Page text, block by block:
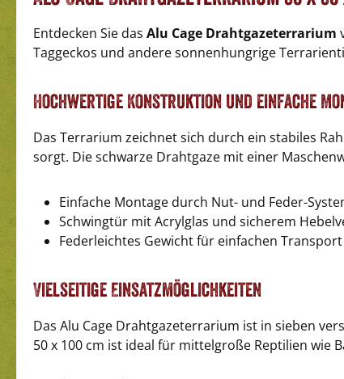
Entdecken Sie das Alu Cage Drahtgazeterrarium
Taggeckos und andere sonnenhungrige
Hochwertige Konstruktion und einfache
Das Terrarium zeichnet sich durch ein stabiles
sorgt. Die schwarze Drahtgaze mit einer
Einfache Montage durch Nut- und Feder-
Schwingtür mit Acrylglas und sicherem
Federleichtes Gewicht für einfachen Transport
Vielseitige Einsatzmöglichkeiten
Das Alu Cage Drahtgazeterrarium ist in sieben
50 x 100 cm ist ideal für mittelgroße Reptilien wie